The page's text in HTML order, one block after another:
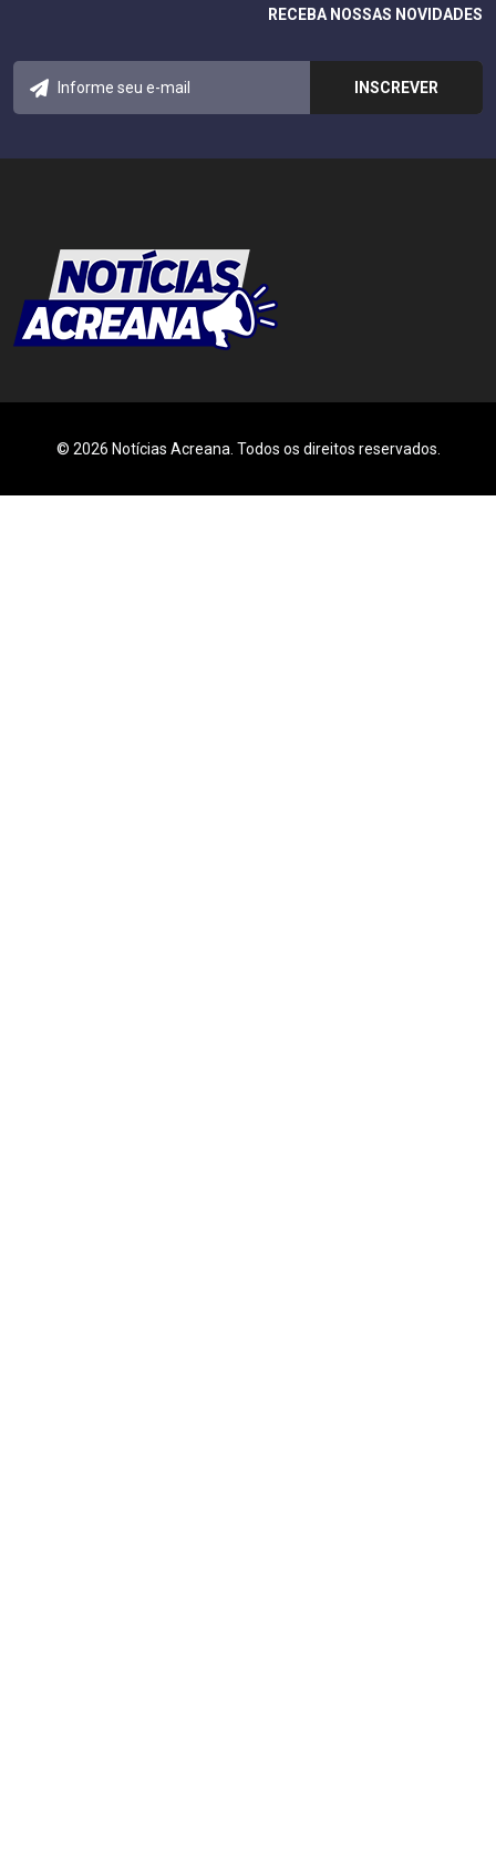
RECEBA NOSSAS NOVIDADES
© 2026 Notícias Acreana. Todos os direitos reservados.